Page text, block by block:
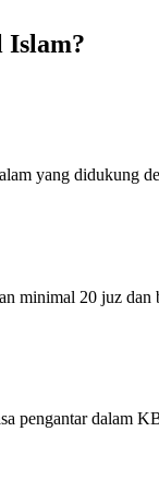
Islam?
yang didukung
minimal 20 juz
pengantar dalam